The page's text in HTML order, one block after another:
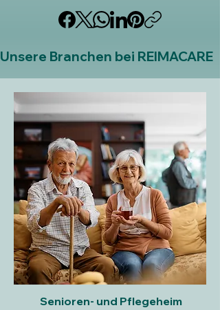
Unsere Branchen bei REIMACARE
Senioren- und Pflegeheim